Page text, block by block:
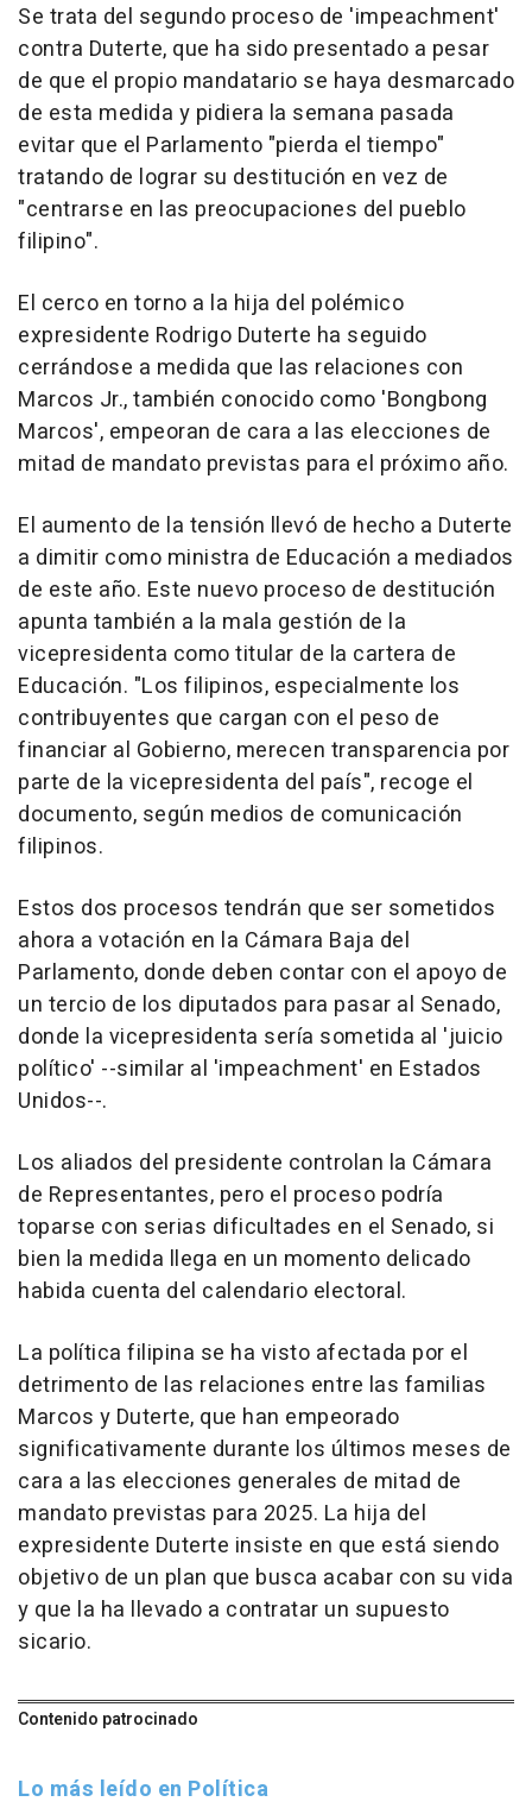
Se trata del segundo proceso de 'impeachment'
contra Duterte, que ha sido presentado a pesar
de que el propio mandatario se haya desmarcado
de esta medida y pidiera la semana pasada
evitar que el Parlamento "pierda el tiempo"
tratando de lograr su destitución en vez de
"centrarse en las preocupaciones del pueblo
filipino".
El cerco en torno a la hija del polémico
expresidente Rodrigo Duterte ha seguido
cerrándose a medida que las relaciones con
Marcos Jr., también conocido como 'Bongbong
Marcos', empeoran de cara a las elecciones de
mitad de mandato previstas para el próximo año.
El aumento de la tensión llevó de hecho a Duterte
a dimitir como ministra de Educación a mediados
de este año. Este nuevo proceso de destitución
apunta también a la mala gestión de la
vicepresidenta como titular de la cartera de
Educación. "Los filipinos, especialmente los
contribuyentes que cargan con el peso de
financiar al Gobierno, merecen transparencia por
parte de la vicepresidenta del país", recoge el
documento, según medios de comunicación
filipinos.
Estos dos procesos tendrán que ser sometidos
ahora a votación en la Cámara Baja del
Parlamento, donde deben contar con el apoyo de
un tercio de los diputados para pasar al Senado,
donde la vicepresidenta sería sometida al 'juicio
político' --similar al 'impeachment' en Estados
Unidos--.
Los aliados del presidente controlan la Cámara
de Representantes, pero el proceso podría
toparse con serias dificultades en el Senado, si
bien la medida llega en un momento delicado
habida cuenta del calendario electoral.
La política filipina se ha visto afectada por el
detrimento de las relaciones entre las familias
Marcos y Duterte, que han empeorado
significativamente durante los últimos meses de
cara a las elecciones generales de mitad de
mandato previstas para 2025. La hija del
expresidente Duterte insiste en que está siendo
objetivo de un plan que busca acabar con su vida
y que la ha llevado a contratar un supuesto
sicario.
Contenido patrocinado
Lo más leído en Política